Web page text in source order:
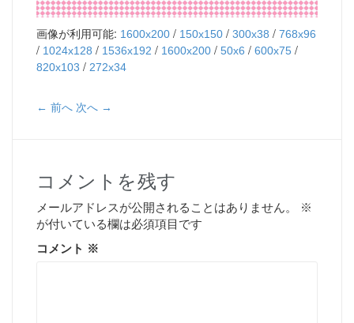
画像が利用可能: 1600x200 / 150x150 / 300x38 / 768x96
/ 1024x128 / 1536x192 / 1600x200 / 50x6 / 600x75 /
820x103 / 272x34
← 前へ 次へ →
コメントを残す
メールアドレスが公開されることはありません。
※
が付いている欄は必須項目です
コメント ※